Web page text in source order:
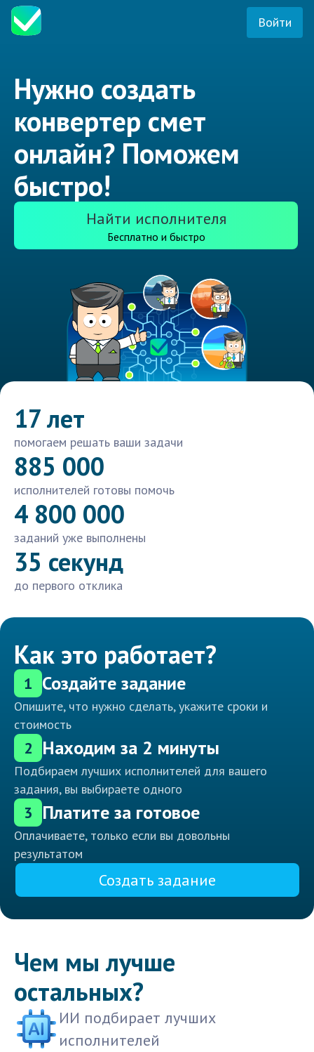
Войти
Нужно создать
конвертер смет
онлайн? Поможем
быстро!
Найти исполнителя
Бесплатно и быстро
17 лет
помогаем решать ваши задачи
885 000
исполнителей готовы помочь
4 800 000
заданий уже выполнены
35 секунд
до первого отклика
Как это работает?
1 Создайте задание
Опишите, что нужно сделать, укажите сроки и
стоимость
2 Находим за 2 минуты
Подбираем лучших исполнителей для вашего
задания, вы выбираете одного
3 Платите за готовое
Оплачиваете, только если вы довольны
результатом
Создать задание
Чем мы лучше
остальных?
ИИ подбирает лучших
исполнителей